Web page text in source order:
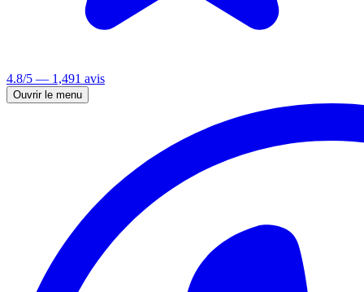
4.8/5 — 1,491 avis
Ouvrir le menu